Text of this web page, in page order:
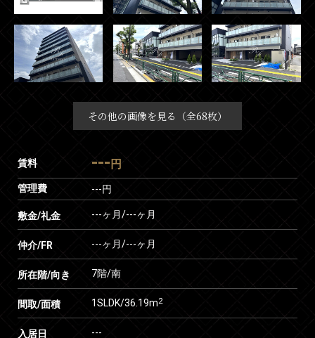
その他の画像を見る（全68枚）
賃料 --- 円
管理費 ---円
敷金/礼金 ---ヶ月/---ヶ月
仲介/FR ---ヶ月/---ヶ月
所在階/向き 7階/南
間取/面積 1SLDK/36.19m2
入居日 ---